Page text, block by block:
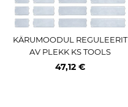
KÄRUMOODUL REGULEERIT
AV PLEKK KS TOOLS
47,12 €